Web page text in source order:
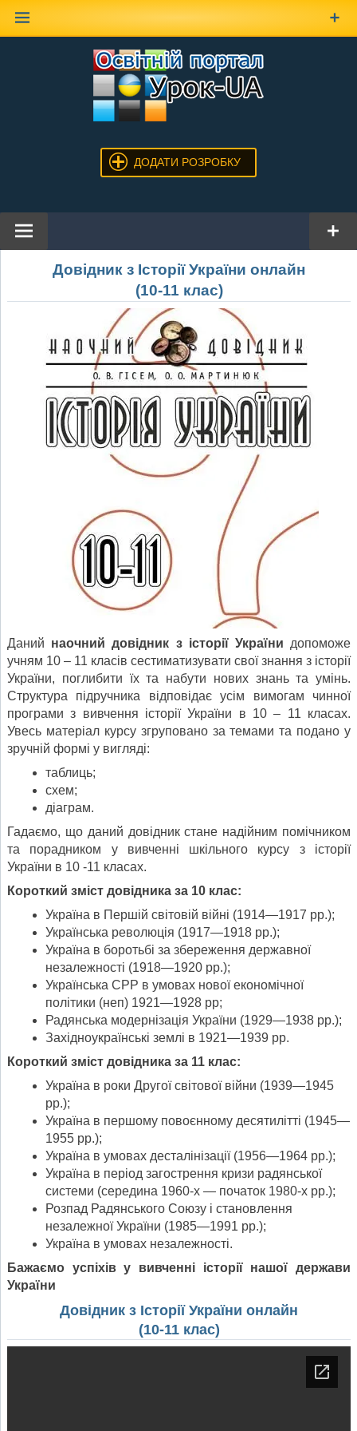
ДОДАТИ РОЗРОБКУ
Довідник з Історії України онлайн
(10-11 клас)
Даний наочний довідник з історії України допоможе
учням 10 – 11 класів сестиматизувати свої знання з історії
України, поглибити їх та набути нових знань та умінь.
Структура підручника відповідає усім вимогам чинної
програми з вивчення історії України в 10 – 11 класах.
Увесь матеріал курсу згруповано за темами та подано у
зручній формі у вигляді:
таблиць;
схем;
діаграм.
Гадаємо, що даний довідник стане надійним помічником
та порадником у вивченні шкільного курсу з історії
України в 10 -11 класах.
Короткий зміст довідника за 10 клас:
Україна в Першій світовій війні (1914—1917 рр.);
Українська революція (1917—1918 рр.);
Україна в боротьбі за збереження державної
незалежності (1918—1920 рр.);
Українська СРР в умовах нової економічної
політики (неп) 1921—1928 рр;
Радянська модернізація України (1929—1938 рр.);
Західноукраїнські землі в 1921—1939 рр.
Короткий зміст довідника за 11 клас:
Україна в роки Другої світової війни (1939—1945
рр.);
Україна в першому повоєнному десятилітті (1945—
1955 рр.);
Україна в умовах десталінізації (1956—1964 рр.);
Україна в період загострення кризи радянської
системи (середина 1960-х — початок 1980-х рр.);
Розпад Радянського Союзу і становлення
незалежної України (1985—1991 рр.);
Україна в умовах незалежності.
Бажаємо успіхів у вивченні історії нашої держави
України
Довідник з Історії України онлайн
(10-11 клас)